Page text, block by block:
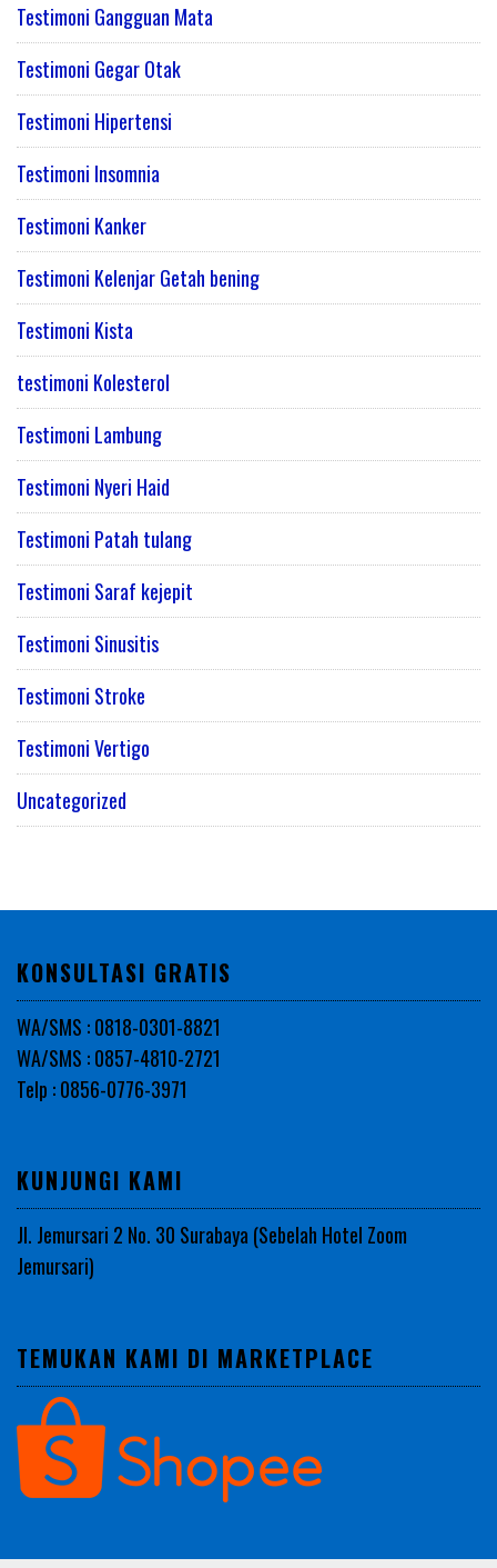
Testimoni Gangguan Mata
Testimoni Gegar Otak
Testimoni Hipertensi
Testimoni Insomnia
Testimoni Kanker
Testimoni Kelenjar Getah bening
Testimoni Kista
testimoni Kolesterol
Testimoni Lambung
Testimoni Nyeri Haid
Testimoni Patah tulang
Testimoni Saraf kejepit
Testimoni Sinusitis
Testimoni Stroke
Testimoni Vertigo
Uncategorized
KONSULTASI GRATIS
WA/SMS : 0818-0301-8821
WA/SMS : 0857-4810-2721
Telp : 0856-0776-3971
KUNJUNGI KAMI
Jl. Jemursari 2 No. 30 Surabaya (Sebelah Hotel Zoom
Jemursari)
TEMUKAN KAMI DI MARKETPLACE